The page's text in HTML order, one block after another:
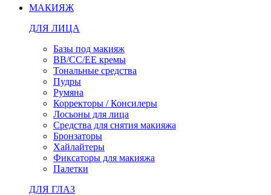
МАКИЯЖ
ДЛЯ ЛИЦА
Базы под макияж
BB/CC/EE кремы
Тональные средства
Пудры
Румяна
Корректоры / Консилеры
Лосьоны для лица
Средства для снятия макияжа
Бронзаторы
Хайлайтеры
Фиксаторы для макияжа
Палетки
ДЛЯ ГЛАЗ